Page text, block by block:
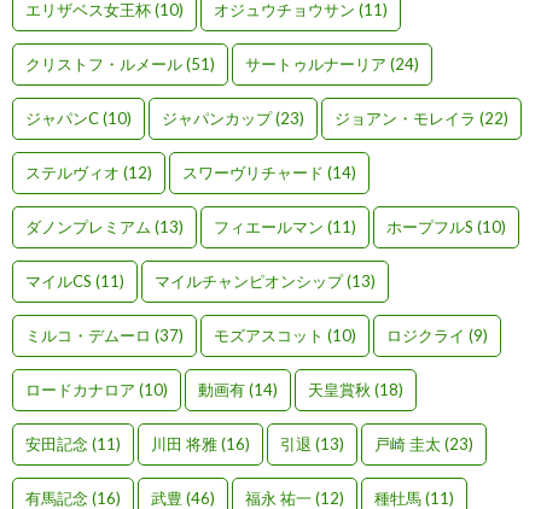
エリザベス女王杯(10) オジュウチョウサン (11)
クリストフ・ルメール(51) サートゥルナーリア (24)
ジャパンC(10) ジャパンカップ(23) ジョアン・モレイラ (22)
ステルヴィオ (12) スワーヴリチャード (14)
ダノンプレミアム (13) フィエールマン (11) ホープフルS (10)
マイルCS (11) マイルチャンピオンシップ(13)
ミルコ・デムーロ (37) モズアスコット (10) ロジクライ (9)
ロードカナロア (10) 動画有(14) 天皇賞秋 (18)
安田記念(11) 川田 将雅(16) 引退 (13) 戸崎 圭太(23)
有馬記念(16) 武豊 (46) 福永 祐一(12) 種牡馬(11)